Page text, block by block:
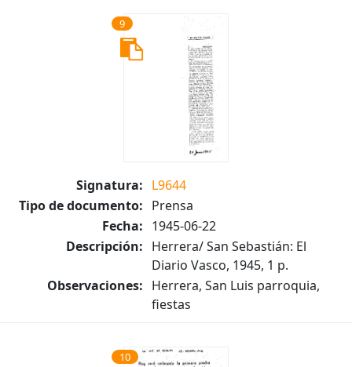
9
Signatura: L9644
Tipo de documento: Prensa
Fecha: 1945-06-22
Descripción: Herrera/ San Sebastián: El
Diario Vasco, 1945, 1 p.
Observaciones: Herrera, San Luis parroquia,
fiestas
10